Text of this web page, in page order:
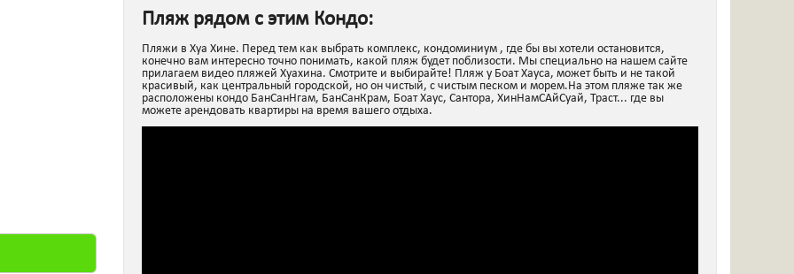
Пляж рядом с этим Кондо:
Пляжи в Хуа Хине. Перед тем как выбрать комплекс, кондоминиум , где бы вы хотели остановится,
конечно вам интересно точно понимать, какой пляж будет поблизости. Мы специально на нашем сайте
прилагаем видео пляжей Хуахина. Смотрите и выбирайте! Пляж у Боат Хауса, может быть и не такой
красивый, как центральный городской, но он чистый, с чистым песком и морем.На этом пляже так же
расположены кондо БанСанНгам, БанСанКрам, Боат Хаус, Сантора, ХинНамСАйСуай, Траст... где вы
можете арендовать квартиры на время вашего отдыха.